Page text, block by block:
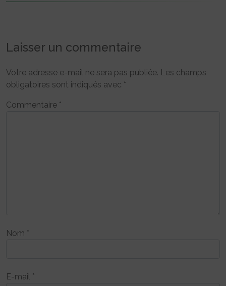
Laisser un commentaire
Votre adresse e-mail ne sera pas publiée. Les champs
obligatoires sont indiqués avec *
Commentaire *
Nom *
E-mail *